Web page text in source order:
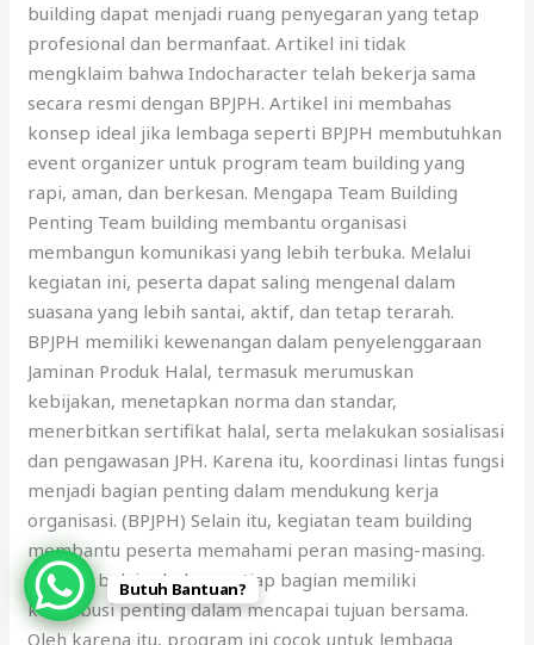
building dapat menjadi ruang penyegaran yang tetap
profesional dan bermanfaat. Artikel ini tidak
mengklaim bahwa Indocharacter telah bekerja sama
secara resmi dengan BPJPH. Artikel ini membahas
konsep ideal jika lembaga seperti BPJPH membutuhkan
event organizer untuk program team building yang
rapi, aman, dan berkesan. Mengapa Team Building
Penting Team building membantu organisasi
membangun komunikasi yang lebih terbuka. Melalui
kegiatan ini, peserta dapat saling mengenal dalam
suasana yang lebih santai, aktif, dan tetap terarah.
BPJPH memiliki kewenangan dalam penyelenggaraan
Jaminan Produk Halal, termasuk merumuskan
kebijakan, menetapkan norma dan standar,
menerbitkan sertifikat halal, serta melakukan sosialisasi
dan pengawasan JPH. Karena itu, koordinasi lintas fungsi
menjadi bagian penting dalam mendukung kerja
organisasi. (BPJPH) Selain itu, kegiatan team building
membantu peserta memahami peran masing-masing.
Peserta belajar bahwa setiap bagian memiliki
kontribusi penting dalam mencapai tujuan bersama.
Oleh karena itu, program ini cocok untuk lembaga
Butuh Bantuan?